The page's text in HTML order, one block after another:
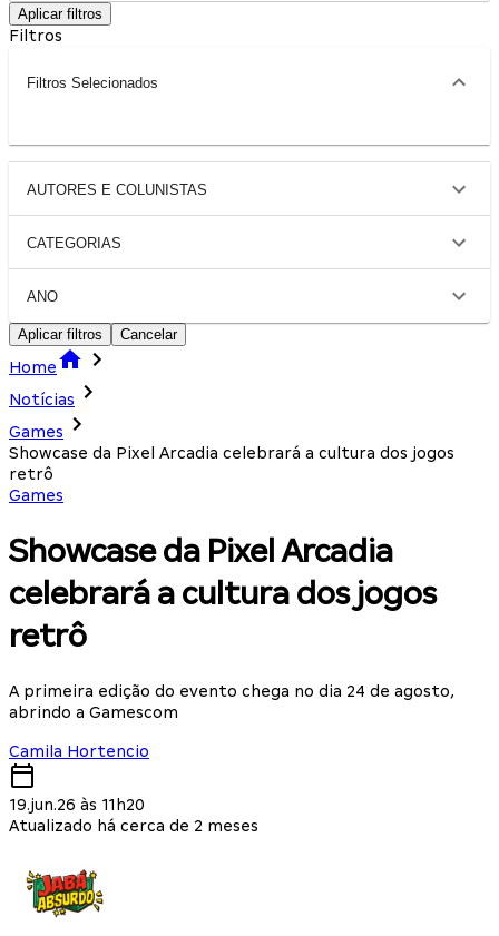
Aplicar filtros
Filtros
Filtros Selecionados
AUTORES E COLUNISTAS
CATEGORIAS
ANO
Aplicar filtros Cancelar
Home
Notícias
Games
Showcase da Pixel Arcadia celebrará a cultura dos jogos
retrô
Games
Showcase da Pixel Arcadia
celebrará a cultura dos jogos
retrô
A primeira edição do evento chega no dia 24 de agosto,
abrindo a Gamescom
Camila Hortencio
19.jun.26 às 11h20
Atualizado há cerca de 2 meses